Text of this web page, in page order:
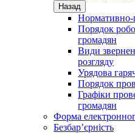
Назад
Нормативно-
Порядок
громадян
Види
розгляду
Урядова
Порядок
Графіки
громадян
Форма
Безбар’єрність